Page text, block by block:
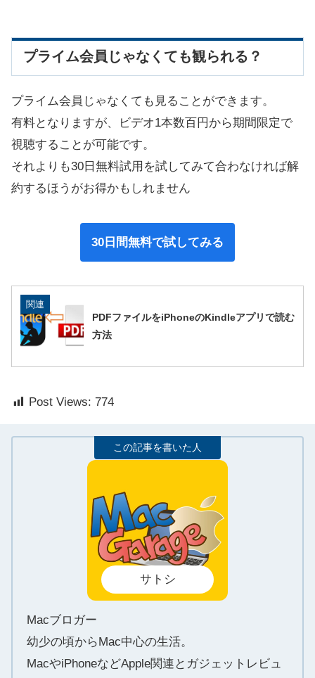
プライム会員じゃなくても観られる？
プライム会員じゃなくても見ることができます。
有料となりますが、ビデオ1本数百円から期間限定で
視聴することが可能です。
それよりも30日無料試用を試してみて合わなければ解
約するほうがお得かもしれません
30日間無料で試してみる
関連
PDFファイルをiPhoneのKindleアプリで読む
方法
Post Views: 774
サトシ
Macブロガー
幼少の頃からMac中心の生活。
MacやiPhoneなどApple関連とガジェットレビュ